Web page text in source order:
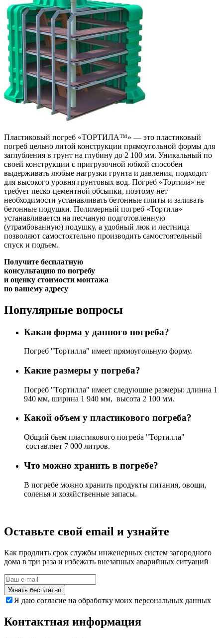
Пластиковый погреб «ТОРТИЛА™» — это пластиковый
погреб цельно литой конструкции прямоугольной формы для
заглубления в грунт на глубину до 2 100 мм. Уникальный по
своей конструкции с пригрузочной юбкой способен
выдерживать любые нагрузки грунта и давления, подходит
для высокого уровня грунтовых вод. Погреб «Тортила» не
требует песко-цементной обсыпки, поэтому нет
необходимости устанавливать бетонные плиты и заливать
бетонные подушки. Полимерный погреб «Тортила»
устанавливается на песчаную подготовленную
(утрамбованную) подушку, а удобный люк и лестница
позволяют самостоятельно производить самостоятельный
спуск и подъем.
Получите бесплатную
консультацию по погребу
и оценку стоимости монтажа
по вашему адресу
Популярные вопросы
Какая форма у данного погреба?
Погреб "Тортилла" имеет прямоугольную форму.
Какие размеры у погреба?
Погреб "Тортилла" имеет следующие размеры: длинна 1
940 мм, ширина 1 940 мм, высота 2 100 мм.
Какой объем у пластикового погреба?
Общий бьем пластикового погреба "Тортилла"
составляет 7 000 литров.
Что можно хранить в погребе?
В погребе можно хранить продукты питания, овощи,
соленья и хозяйственные запасы.
Оставьте свой email и узнайте
Как продлить срок службы инженерных систем загородного
дома в три раза и избежать внезапных аварийных ситуаций
Узнать бесплатно
Я даю согласие на обработку моих персональных данных
Контактная информация